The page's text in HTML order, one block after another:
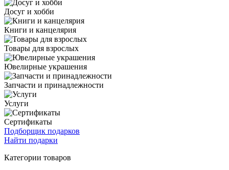
Досуг и хобби
Книги и канцелярия
Товары для взрослых
Ювелирные украшения
Запчасти и принадлежности
Услуги
Сертификаты
Подборщик подарков
Найти подарки
Категории товаров